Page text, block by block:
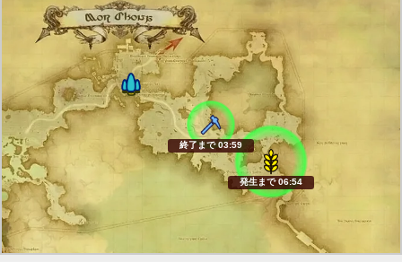
終了まで 03:58
発生まで 06:53